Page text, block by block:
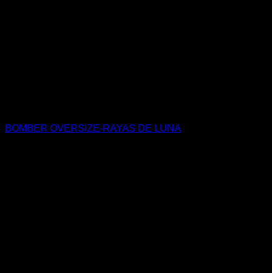
BOMBER OVERSIZE-RAYAS DE LUNA